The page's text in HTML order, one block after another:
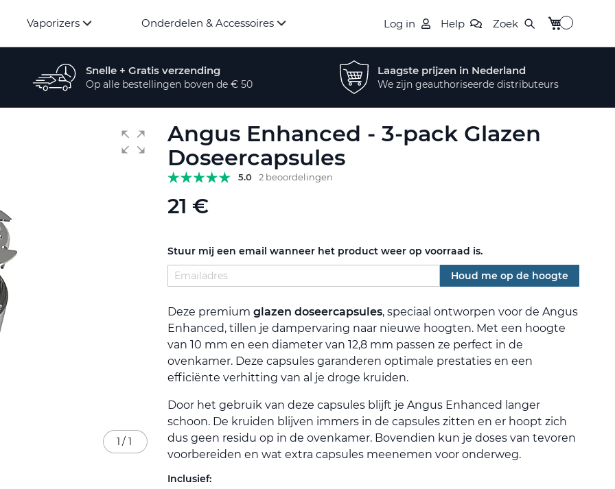
Vaporizers Onderdelen & Accessoires Log in Help Zoek Winkelwagen
Snelle + Gratis verzending
Op alle bestellingen boven de € 50
Laagste prijzen in Nederland
We zijn geauthoriseerde distributeurs
Angus Enhanced - 3-pack Glazen
Doseercapsules
5.0 2 beoordelingen
21 €
Stuur mij een email wanneer het product weer op voorraad is.
Houd me op de hoogte
Deze premium glazen doseercapsules, speciaal ontworpen voor de Angus
Enhanced, tillen je dampervaring naar nieuwe hoogten. Met een hoogte
van 10 mm en een diameter van 12,8 mm passen ze perfect in de
ovenkamer. Deze capsules garanderen optimale prestaties en een
efficiënte verhitting van al je droge kruiden.
Door het gebruik van deze capsules blijft je Angus Enhanced langer
schoon. De kruiden blijven immers in de capsules zitten en er hoopt zich
dus geen residu op in de ovenkamer. Bovendien kun je doses van tevoren
voorbereiden en wat extra capsules meenemen voor onderweg.
Inclusief:
1 / 1